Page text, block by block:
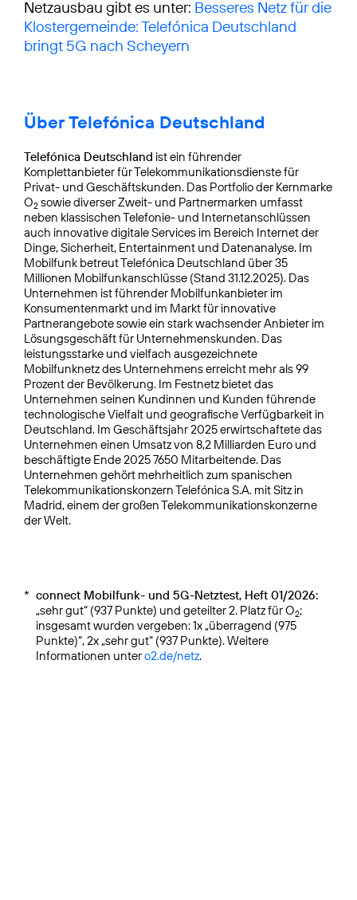
Netzausbau gibt es unter: Besseres Netz für die
Klostergemeinde: Telefónica Deutschland
bringt 5G nach Scheyern
Über Telefónica Deutschland
Telefónica Deutschland ist ein führender
Komplettanbieter für Telekommunikationsdienste für
Privat- und Geschäftskunden. Das Portfolio der Kernmarke
O2 sowie diverser Zweit- und Partnermarken umfasst
neben klassischen Telefonie- und Internetanschlüssen
auch innovative digitale Services im Bereich Internet der
Dinge, Sicherheit, Entertainment und Datenanalyse. Im
Mobilfunk betreut Telefónica Deutschland über 35
Millionen Mobilfunkanschlüsse (Stand 31.12.2025). Das
Unternehmen ist führender Mobilfunkanbieter im
Konsumentenmarkt und im Markt für innovative
Partnerangebote sowie ein stark wachsender Anbieter im
Lösungsgeschäft für Unternehmenskunden. Das
leistungsstarke und vielfach ausgezeichnete
Mobilfunknetz des Unternehmens erreicht mehr als 99
Prozent der Bevölkerung. Im Festnetz bietet das
Unternehmen seinen Kundinnen und Kunden führende
technologische Vielfalt und geografische Verfügbarkeit in
Deutschland. Im Geschäftsjahr 2025 erwirtschaftete das
Unternehmen einen Umsatz von 8,2 Milliarden Euro und
beschäftigte Ende 2025 7650 Mitarbeitende. Das
Unternehmen gehört mehrheitlich zum spanischen
Telekommunikationskonzern Telefónica S.A. mit Sitz in
Madrid, einem der großen Telekommunikationskonzerne
der Welt.
* connect Mobilfunk- und 5G-Netztest, Heft 01/2026:
„sehr gut“ (937 Punkte) und geteilter 2. Platz für O2;
insgesamt wurden vergeben: 1x „überragend (975
Punkte)“, 2x „sehr gut“ (937 Punkte). Weitere
Informationen untero2.de/netz.